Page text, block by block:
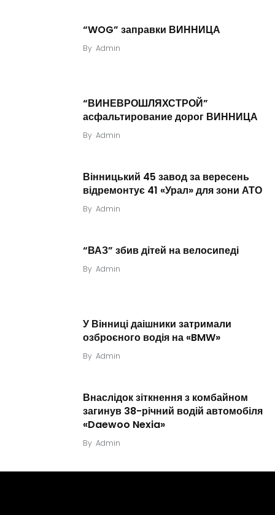
“WOG” заправки ВИННИЦА
By Admin
“ВИНЕВРОШЛЯХСТРОЙ”
асфальтирование дорог ВИННИЦА
By Admin
Вінницький 45 завод за вересень
відремонтує 41 «Урал» для зони АТО
By Admin
“ВАЗ” збив дітей на велосипеді
By Admin
У Вінниці даішники затримали
озброєного водія на «BMW»
By Admin
Внаслідок зіткнення з комбайном
загинув 38-річний водій автомобіля
«Daewoo Nexia»
By Admin